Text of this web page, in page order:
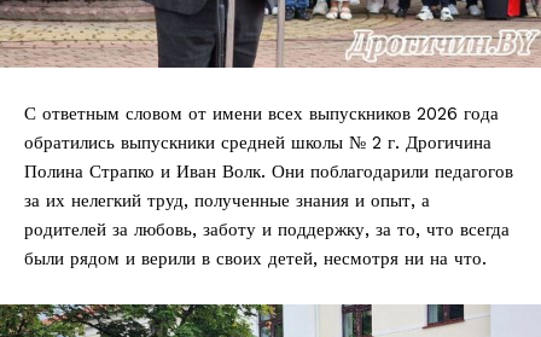
С ответным словом от имени всех выпускников 2026 года
обратились выпускники средней школы № 2 г. Дрогичина
Полина Страпко и Иван Волк. Они поблагодарили педагогов
за их нелегкий труд, полученные знания и опыт, а
родителей за любовь, заботу и поддержку, за то, что всегда
были рядом и верили в своих детей, несмотря ни на что.